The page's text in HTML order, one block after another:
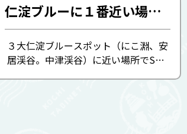
仁淀ブルーに１番近い場所でSUP体験(高知SUP同好会)
３大仁淀ブルースポット（にこ淵、安
居渓谷。中津渓谷）に近い場所でSUP